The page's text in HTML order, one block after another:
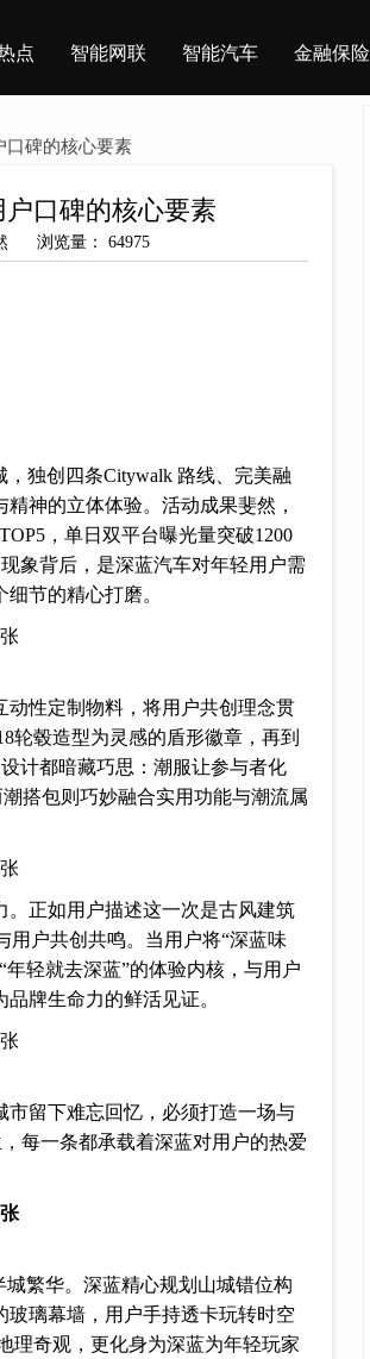
点 智能网联 智能汽车 金融保险
碑的核心要素
口碑的核心要素
浏览量： 64975
，独创四条Citywalk 路线、完美融
神的立体体验。活动成果斐然，
，单日双平台曝光量突破1200
象背后，是深蓝汽车对年轻用户需
节的精心打磨。
性定制物料，将用户共创理念贯
轮毂造型为灵感的盾形徽章，再到
计都暗藏巧思：潮服让参与者化
搭包则巧妙融合实用功能与潮流属
正如用户描述这一次是古风建筑
用户共创共鸣。当用户将“深蓝味
轻就去深蓝”的体验内核，与用户
牌生命力的鲜活见证。
留下难忘回忆，必须打造一场与
每一条都承载着深蓝对用户的热爱
繁华。深蓝精心规划山城错位构
璃幕墙，用户手持透卡玩转时空
理奇观，更化身为深蓝为年轻玩家